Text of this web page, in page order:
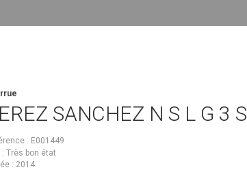
SANCHEZ N S L G 3
E001449
Très bon état
2014